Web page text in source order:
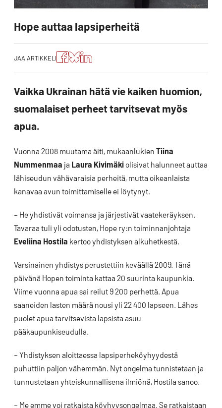
Hope auttaa lapsiperheitä
JAA ARTIKKELI
Jaa
artikkeli
Facebookissa
Jaa
artikkeli
Blueskyssa
Jako:
Jaa
artikkeli
Vaikka Ukrainan hätä vie kaiken huomion,
suomalaiset perheet tarvitsevat myös
apua.
Vuonna 2008 muutama äiti, mukaanlukien Tiina
Nummenmaa ja Laura Kivimäkiolisivat halunneet auttaa
lähiseudun vähävaraisia perheitä, mutta oikeanlaista
kanavaa avun toimittamiselle ei löytynyt.
– He yhdistivät voimansa ja järjestivät vaatekeräyksen.
Tavaraa tuli yli odotusten, Hope ry:n toiminnanjohtaja
Eveliina Hostila kertoo yhdistyksen alkuhetkestä.
Varsinainen yhdistys perustettiin keväällä 2009. Tänä
päivänä Hopen toiminta kattaa 20 suurinta kaupunkia.
Viime vuonna apua sai reilut 9 200 perhettä. Apua
saaneiden lasten määrä nousi yli 22 400 lapseen. Lähes
puolet apua tarvitsevista lapsista asuu
pääkaupunkiseudulla.
– Yhdistyksen aloittaessa lapsiperheköyhyydestä
puhuttiin paljon vähemmän. Nyt ongelma tunnistetaan ja
tunnustetaan yhteiskunnallisena ilmiönä, Hostila sanoo.
– Me emme voi ratkaista köyhyysongelmaa. Se ratkaistaan